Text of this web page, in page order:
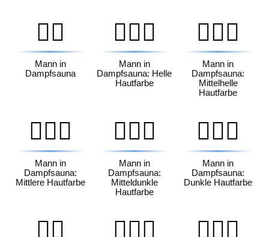
🧖‍♂️
Mann in
Dampfsauna
🧖🏻‍♂️
Mann in
Dampfsauna: Helle
Hautfarbe
🧖🏼‍♂️
Mann in
Dampfsauna:
Mittelhelle
Hautfarbe
🧖🏽‍♂️
Mann in
Dampfsauna:
Mittlere Hautfarbe
🧖🏾‍♂️
Mann in
Dampfsauna:
Mitteldunkle
Hautfarbe
🧖🏿‍♂️
Mann in
Dampfsauna:
Dunkle Hautfarbe
🧖‍♀️ 🧖🏻‍♀️ 🧖🏼‍♀️